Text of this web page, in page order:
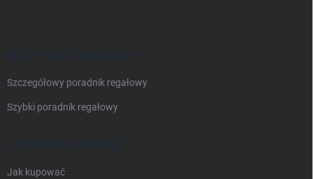
WSZYSTKO O REGAŁACH
Szczegółowy poradnik regałowy
Szybki poradnik regałowy
DOSTAWA I PŁATNOŚĆ
Jak kupować